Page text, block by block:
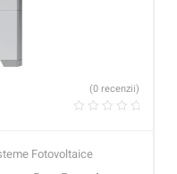
(0 recenzii)
Fotovoltaice